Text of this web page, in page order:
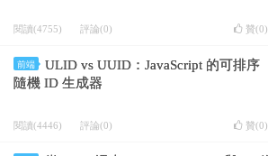
閱讀(4755) 評論(0) 贊(0)
前端
ULID vs UUID：JavaScript 的可排序
隨機 ID 生成器
閱讀(4446) 評論(0) 贊(0)